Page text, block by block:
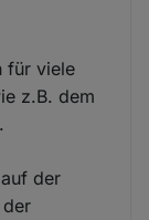
für viele
z.B. dem
der